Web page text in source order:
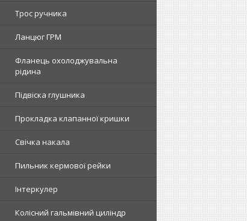
Трос ручника
Ланцюг ГРМ
Фланець охолоджувальна
рідина
Підвіска глушника
Прокладка клапанної кришки
Свічка накала
Пильник кермової рейки
Інтеркулер
Колісний гальмівний циліндр